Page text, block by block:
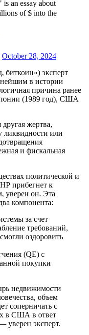
an essay about
of $ into the
October 28, 2024
биткоин») эксперт
в истории
причина ранее
(1989 год), США
жертва,
ликвидности или
и фискальная
политической и
прибегнет к
уверен он. Эта
компонента:
за счет
требований,
оздоровить
(QE) с
покупки
недвижимости
объем
соперничать с
в США в ответ
уверен эксперт.